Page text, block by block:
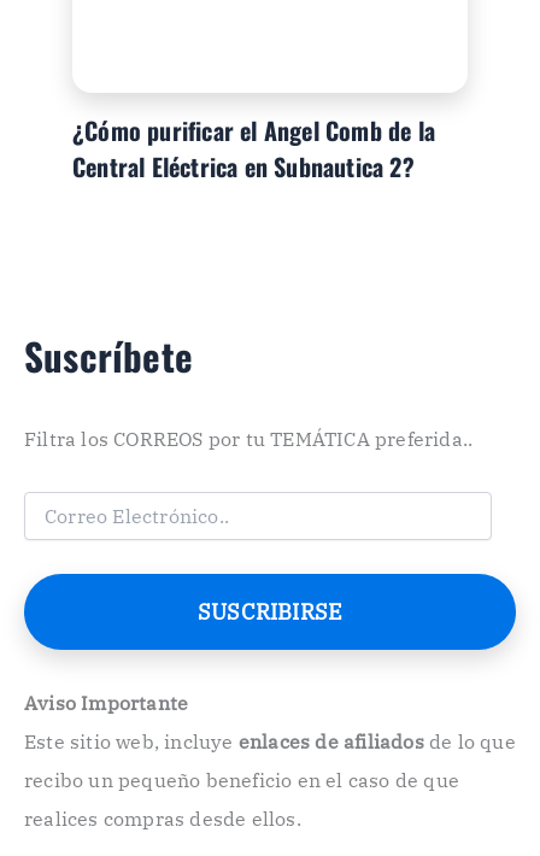
¿Cómo purificar el Angel Comb de la
Central Eléctrica en Subnautica 2?
Suscríbete
Filtra los CORREOS por tu TEMÁTICA preferida..
e
o
e
t
ó
n
SUSCRIBIRSE
Aviso Importante
Este sitio web, incluye enlaces de afiliadosde lo que
recibo un pequeño beneficio en el caso de que
realices compras desde ellos.